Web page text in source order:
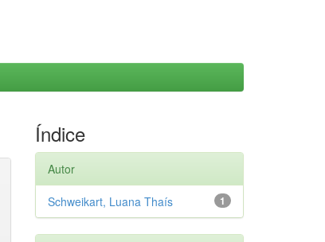
Índice
Autor
1
Schweikart, Luana Thaís